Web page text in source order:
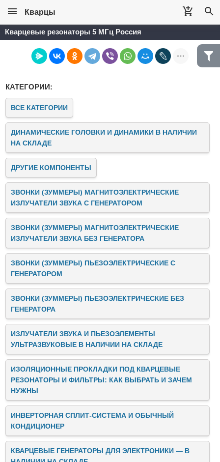
Кварцы
Кварцевые резонаторы 5 МГц Россия
КАТЕГОРИИ:
ВСЕ КАТЕГОРИИ
ДИНАМИЧЕСКИЕ ГОЛОВКИ И ДИНАМИКИ В НАЛИЧИИ
НА СКЛАДЕ
ДРУГИЕ КОМПОНЕНТЫ
ЗВОНКИ (ЗУММЕРЫ) МАГНИТОЭЛЕКТРИЧЕСКИЕ
ИЗЛУЧАТЕЛИ ЗВУКА C ГЕНЕРАТОРОМ
ЗВОНКИ (ЗУММЕРЫ) МАГНИТОЭЛЕКТРИЧЕСКИЕ
ИЗЛУЧАТЕЛИ ЗВУКА БЕЗ ГЕНЕРАТОРА
ЗВОНКИ (ЗУММЕРЫ) ПЬЕЗОЭЛЕКТРИЧЕСКИЕ C
ГЕНЕРАТОРОМ
ЗВОНКИ (ЗУММЕРЫ) ПЬЕЗОЭЛЕКТРИЧЕСКИЕ БЕЗ
ГЕНЕРАТОРА
ИЗЛУЧАТЕЛИ ЗВУКА И ПЬЕЗОЭЛЕМЕНТЫ
УЛЬТРАЗВУКОВЫЕ В НАЛИЧИИ НА СКЛАДЕ
ИЗОЛЯЦИОННЫЕ ПРОКЛАДКИ ПОД КВАРЦЕВЫЕ
РЕЗОНАТОРЫ И ФИЛЬТРЫ: КАК ВЫБРАТЬ И ЗАЧЕМ
НУЖНЫ
ИНВЕРТОРНАЯ СПЛИТ-СИСТЕМА И ОБЫЧНЫЙ
КОНДИЦИОНЕР
КВАРЦЕВЫЕ ГЕНЕРАТОРЫ ДЛЯ ЭЛЕКТРОНИКИ — В